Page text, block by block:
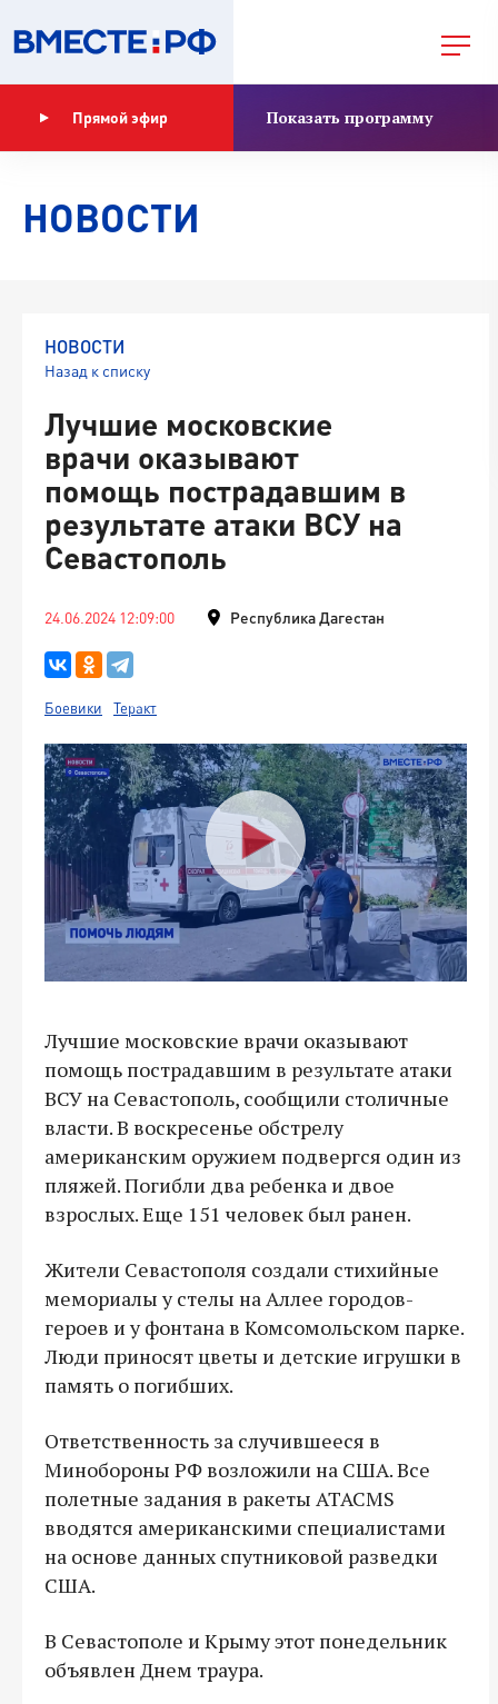
Прямой эфир Показать программу
НОВОСТИ
НОВОСТИ
Назад к списку
Лучшие московские
врачи оказывают
помощь пострадавшим в
результате атаки ВСУ на
Севастополь
24.06.2024 12:09:00 Республика Дагестан
Боевики Теракт
Лучшие московские врачи оказывают
помощь пострадавшим в результате атаки
ВСУ на Севастополь, сообщили столичные
власти. В воскресенье обстрелу
американским оружием подвергся один из
пляжей. Погибли два ребенка и двое
взрослых. Еще 151 человек был ранен.
Жители Севастополя создали стихийные
мемориалы у стелы на Аллее городов-
героев и у фонтана в Комсомольском парке.
Люди приносят цветы и детские игрушки в
память о погибших.
Ответственность за случившееся в
Минобороны РФ возложили на США. Все
полетные задания в ракеты ATACMS
вводятся американскими специалистами
на основе данных спутниковой разведки
США.
В Севастополе и Крыму этот понедельник
объявлен Днем траура.